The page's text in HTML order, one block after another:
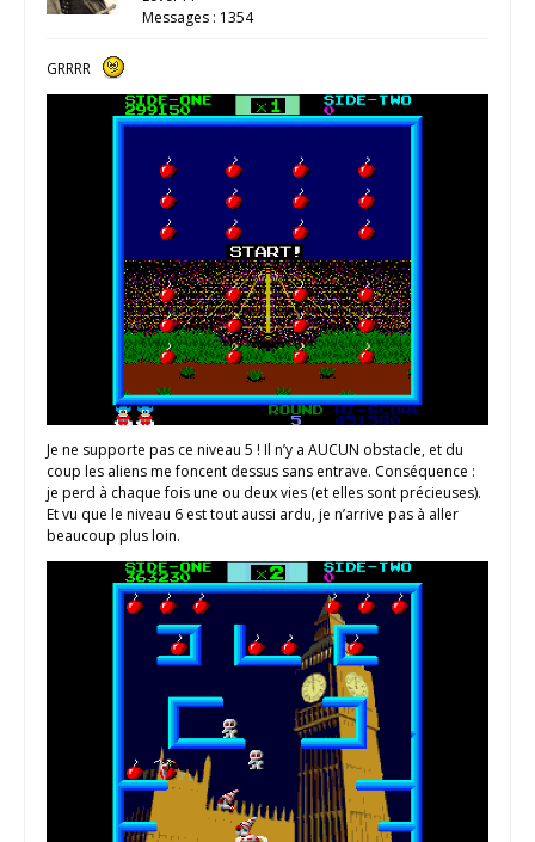
Messages : 1354
GRRRR
Je ne supporte pas ce niveau 5 ! Il n’y a AUCUN obstacle, et du
coup les aliens me foncent dessus sans entrave. Conséquence :
je perd à chaque fois une ou deux vies (et elles sont précieuses).
Et vu que le niveau 6 est tout aussi ardu, je n’arrive pas à aller
beaucoup plus loin.